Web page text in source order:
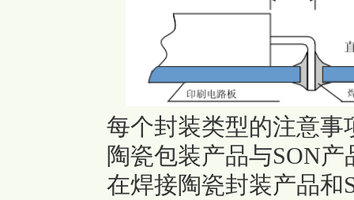
每个封装类型的注意事
陶瓷包装产品与SON产
在焊接陶瓷封装产品和